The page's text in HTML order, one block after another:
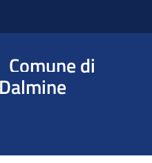
Comune di
Dalmine